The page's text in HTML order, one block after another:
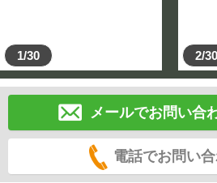
1/30 2/30
メールでお問い合
電話でお問い